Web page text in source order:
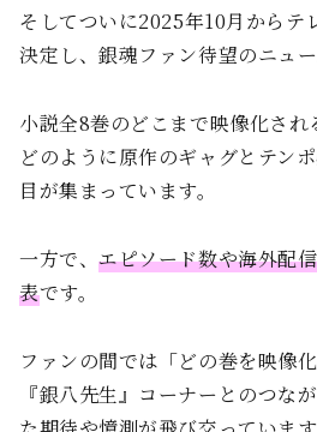
そしてついに2025年10月からテ
決定し、銀魂ファン待望のニュー
小説全8巻のどこまで映像化さ
どのように原作のギャグとテン
目が集まっています。
一方で、エピソード数や海外配
表です。
ファンの間では「どの巻を映像
『銀八先生』コーナーとのつな